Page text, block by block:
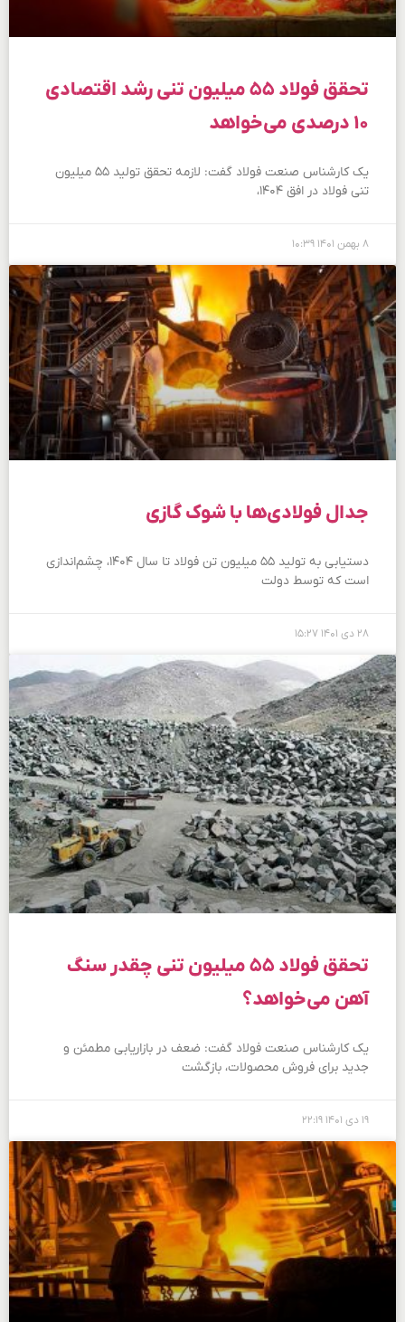
تحقق فولاد ۵۵ میلیون تنی رشد اقتصادی
۱۰ درصدی می‌خواهد
یک کارشناس صنعت فولاد گفت: لازمه تحقق تولید ۵۵ میلیون
تنی فولاد در افق ۱۴۰۴،
۸ بهمن ۱۴۰۱ ۱۰:۳۹
جدال فولادی‏‏‌ها با شوک گازی
دستیابی به تولید ۵۵ میلیون تن فولاد تا سال ۱۴۰۴، چشم‌اندازی
است که توسط دولت
۲۸ دی ۱۴۰۱ ۱۵:۲۷
تحقق فولاد ۵۵ میلیون تنی چقدر سنگ
آهن می‌خواهد؟
یک کارشناس صنعت فولاد گفت: ضعف در بازاریابی مطمئن و
جدید برای فروش محصولات، بازگشت
۱۹ دی ۱۴۰۱ ۲۲:۱۹